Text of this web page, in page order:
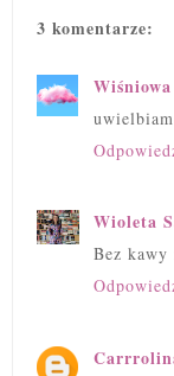
3 komentarze:
Wioleta
Bez kawy